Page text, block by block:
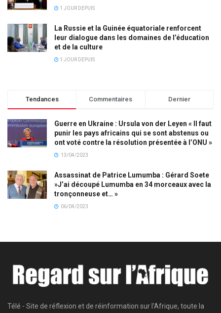
1 JOUR DEPUIS
La Russie et la Guinée équatoriale renforcent
leur dialogue dans les domaines de l’éducation
et de la culture
1 JOUR DEPUIS
Tendances Commentaires Dernier
Guerre en Ukraine : Ursula von der Leyen « Il faut
punir les pays africains qui se sont abstenus ou
ont voté contre la résolution présentée à l’ONU »
13/04/2023
Assassinat de Patrice Lumumba : Gérard Soete
»J’ai découpé Lumumba en 34 morceaux avec la
tronçonneuse et… »
06/04/2023
Télé - Site de réflexion et de réinformation sur l'Afrique, toute la